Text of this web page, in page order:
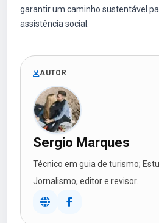
garantir um caminho sustentável
assistência social.
AUTOR
Sergio Marques
Técnico em guia de turismo;
Jornalismo, editor e revisor.